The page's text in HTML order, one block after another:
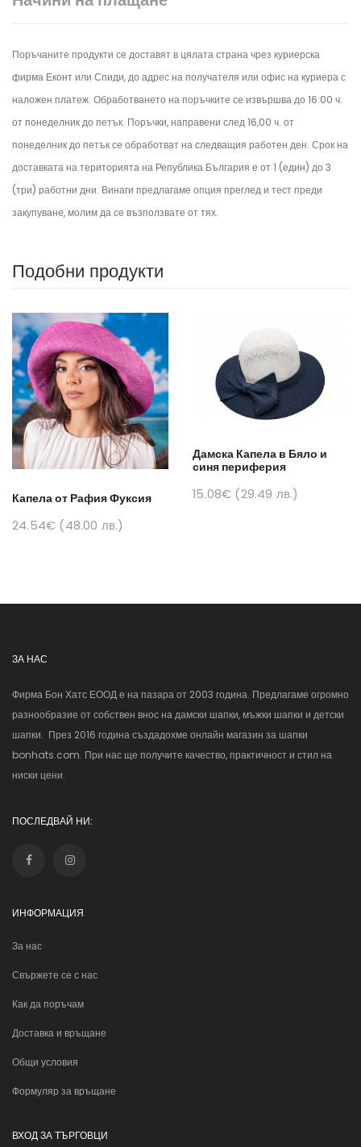
Поръчаните продукти се доставят в цялата страна чрез куриерска
фирма Еконт или Спиди, до адрес на получателя или офис на куриера с
наложен платеж. Обработването на поръчките се извършва до 16:00 ч.
от понеделник до петък. Поръчки, направени след 16,00 ч. от
понеделник до петък се обработват на следващия работен ден. Срок на
доставката на територията на Република България е от 1 (един) до 3
(три) работни дни. Винаги предлагаме опция преглед и тест преди
закупуване, молим да се възползвате от тях.
Подобни продукти
Капела от Рафия Фуксия
24.54€ (48.00 лв.)
Дамска Капела в Бяло и
синя периферия
15.08€ (29.49 лв.)
ЗА НАС
Фирма Бон Хатс ЕООД е на пазара от 2003 година. Предлагаме огромно
разнообразие от собствен внос на дамски шапки, мъжки шапки и детски
шапки. През 2016 година създадохме онлайн магазин за шапки
bonhats.com. При нас ще получите качество, практичност и стил на
ниски цени.
ПОСЛЕДВАЙ НИ:
ИНФОРМАЦИЯ
За нас
Свържете се с нас
Как да поръчам
Доставка и връщане
Общи условия
Формуляр за връщане
ВХОД ЗА ТЪРГОВЦИ